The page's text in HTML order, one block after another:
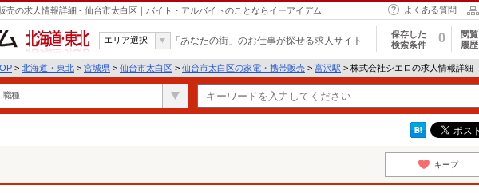
売の求人情報詳細 - 仙台市太白区｜バイト・アルバイトのことならイーアイデム よくある質問
北海道・東北
エリア選択 「あなたの街」のお仕事が探せる求人サイト
保存した
検索条件
0
閲覧
履歴
> 北海道・東北 > 宮城県 > 仙台市太白区 > 仙台市太白区の家電・携帯販売 > 富沢駅 > 株式会社シエロの求人情報詳細
職種
遣
キープ